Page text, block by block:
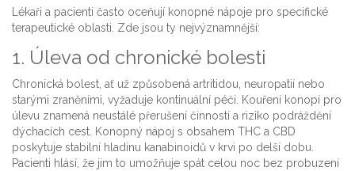
Lékaři a pacienti často oceňují konopné nápoje pro specifické
terapeutické oblasti. Zde jsou ty nejvýznamnější:
1. Úleva od chronické bolesti
Chronická bolest, ať už způsobená artritidou, neuropatií nebo
starými zraněními, vyžaduje kontinuální péči. Kouření konopí pro
úlevu znamená neustálé přerušení činností a riziko podráždění
dýchacích cest. Konopný nápoj s obsahem THC a CBD
poskytuje stabilní hladinu kanabinoidů v krvi po delší dobu.
Pacienti hlásí, že jim to umožňuje spát celou noc bez probuzení